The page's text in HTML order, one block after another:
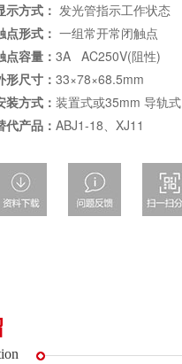
示方式： 发光管指示工作状态
点形式： 一组常开常闭触点
点容量：3A AC250V(阻性)
形尺寸：33×78×68.5mm
装方式：装置式或35mm 导轨式
代产品：ABJ1-18、XJ11